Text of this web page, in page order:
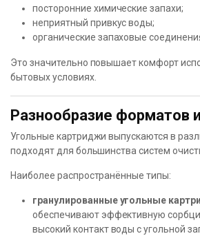
посторонние химические запахи;
неприятный привкус воды;
органические запаховые
Это значительно повышает комфорт
бытовых условиях.
Разнообразие форматов
Угольные картриджи выпускаются в
подходят для большинства систем
Наиболее распространённые типы:
гранулированные угольные
обеспечивают эффективную
высокий контакт воды с угольной